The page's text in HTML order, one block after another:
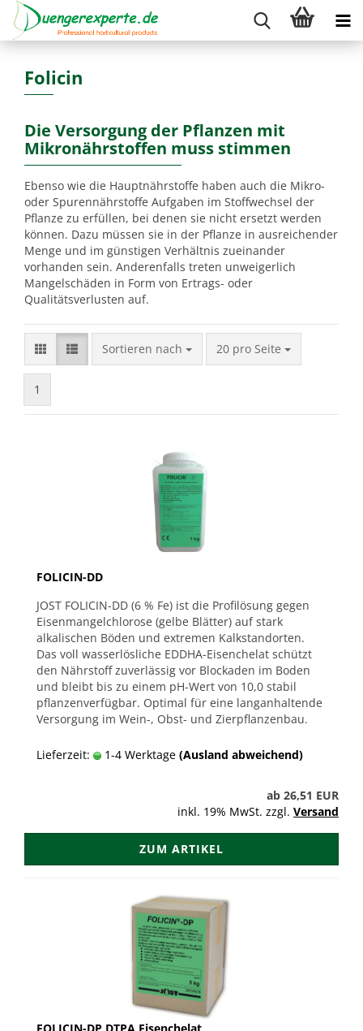
Folicin
Die Versorgung der Pflanzen mit
Mikronährstoffen muss stimmen
Ebenso wie die Hauptnährstoffe haben auch die Mikro-
oder Spurennährstoffe Aufgaben im Stoffwechsel der
Pflanze zu erfüllen, bei denen sie nicht ersetzt werden
können. Dazu müssen sie in der Pflanze in ausreichender
Menge und im günstigen Verhältnis zueinander
vorhanden sein. Anderenfalls treten unweigerlich
Mangelschäden in Form von Ertrags- oder
Qualitätsverlusten auf.
Sortieren nach
Sortieren nach 20 pro Seite
pro Seite
1
FOLICIN-DD
JOST FOLICIN-DD (6 % Fe) ist die Profilösung gegen
Eisenmangelchlorose (gelbe Blätter) auf stark
alkalischen Böden und extremen Kalkstandorten.
Das voll wasserlösliche EDDHA-Eisenchelat schützt
den Nährstoff zuverlässig vor Blockaden im Boden
und bleibt bis zu einem pH-Wert von 10,0 stabil
pflanzenverfügbar. Optimal für eine langanhaltende
Versorgung im Wein-, Obst- und Zierpflanzenbau.
Lieferzeit: 1-4 Werktage (Ausland abweichend)
ab 26,51 EUR
inkl. 19% MwSt. zzgl. Versand
ZUM ARTIKEL